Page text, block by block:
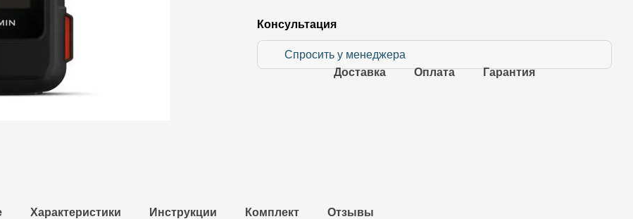
Консультация
Спросить у менеджера
Доставка
Оплата Гарантия
Характеристики Инструкции Комплект Отзывы